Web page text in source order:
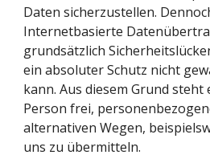
Daten sicherzustellen.
Internetbasierte
grundsätzlich
ein absoluter Schutz nicht
kann. Aus diesem Grund
Person frei,
alternativen Wegen,
uns zu übermitteln.